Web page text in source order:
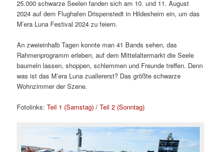
25.000 schwarze Seelen fanden sich am 10. und 11. August
2024 auf dem Flughafen Drispenstedt in Hildesheim ein, um das
M’era Luna Festival 2024 zu feiern.
An zweieinhalb Tagen konnte man 41 Bands sehen, das
Rahmenprogramm erleben, auf dem Mittelaltermarkt die Seele
baumeln lassen, shoppen, schlemmen und Freunde treffen. Denn
was ist das M’era Luna zuallererst? Das größte schwarze
Wohnzimmer der Szene.
Fotolinks:Teil 1 (Samstag) /Teil 2 (Sonntag)